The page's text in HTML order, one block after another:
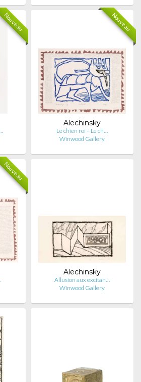
Nouveau Nouveau
Alechinsky
Le chien roi – Le ch…
Winwood Gallery
Nouveau
Alechinsky
Allusion aux excitan…
Winwood Gallery